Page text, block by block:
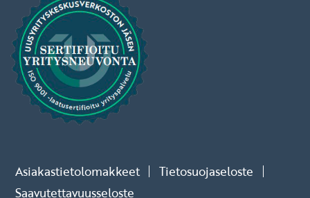
Asiakastietolomakkeet
Tietosuojaseloste
Saavutettavuusseloste